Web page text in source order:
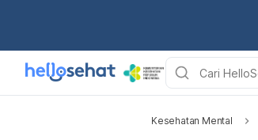
Kesehatan Mental